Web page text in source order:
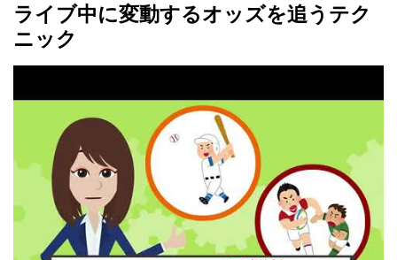
ライブ中に変動するオッズを追うテク
ニック